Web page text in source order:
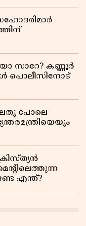
സാറേ? കണ്ണൂർ
പൊലീസിനോട്
പോലെ
എന്ത്?